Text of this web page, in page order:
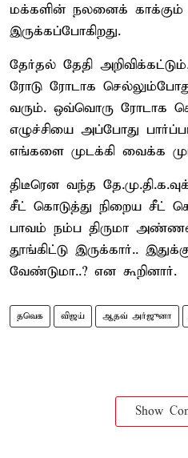
மக்களின் நலனைக் காக்கும்
இருக்கப்போகிறது.
தேர்தல் தேதி
ரோடு ரோடாக
வரும். ஒவ்வொரு ரோடாக
எழுச்சியை அப்போது
எங்களை முடக்கி வைக்க
திடீரென வந்த
சீட் கொடுத்து நிறைய சீட்
பாவம் நம்ப திருமா
தூங்கிட்டு இருக்கார்..
வேண்டுமா..? என கூறினார்.
தவெக விஜய் ஆதவ் அர்ஜுனா
Show